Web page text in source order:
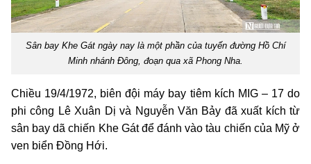
Sân bay Khe Gát ngày nay là một phần của tuyến đường Hồ Chí
Minh nhánh Đông, đoạn qua xã Phong Nha.
Chiều 19/4/1972, biên đội máy bay tiêm kích MIG – 17 do
phi công Lê Xuân Dị và Nguyễn Văn Bảy đã xuất kích từ
sân bay dã chiến Khe Gát để đánh vào tàu chiến của Mỹ ở
ven biển Đồng Hới.